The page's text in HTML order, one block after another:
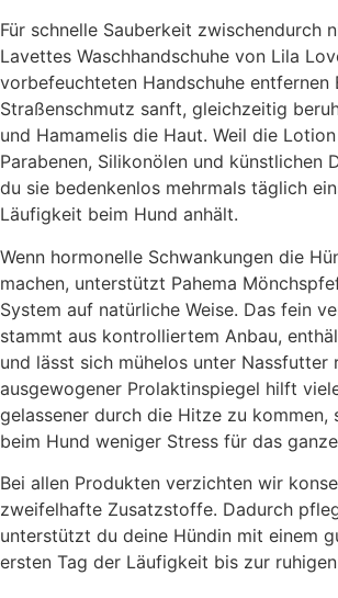
Für schnelle Sauberkeit zwischendurch
Lavettes Waschhandschuhe von Lila
vorbefeuchteten Handschuhe entfernen
Straßenschmutz sanft, gleichzeitig
und Hamamelis die Haut. Weil die
Parabenen, Silikonölen und künstlichen
du sie bedenkenlos mehrmals täglich
Läufigkeit beim Hund anhält.
Wenn hormonelle Schwankungen die
machen, unterstützt Pahema
System auf natürliche Weise. Das fein
stammt aus kontrolliertem Anbau,
und lässt sich mühelos unter Nassfutter
ausgewogener Prolaktinspiegel hilft
gelassener durch die Hitze zu kommen,
beim Hund weniger Stress für das
Bei allen Produkten verzichten wir
zweifelhafte Zusatzstoffe. Dadurch
unterstützt du deine Hündin mit einem
ersten Tag der Läufigkeit bis zur